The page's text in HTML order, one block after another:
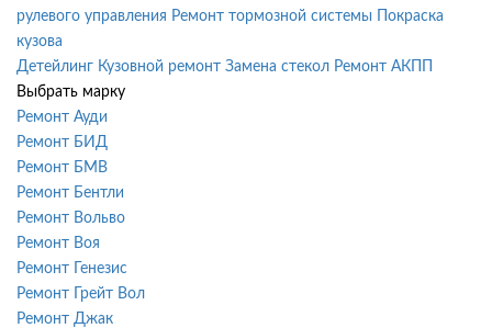
рулевого управления Ремонт тормозной системы
Покраска
кузова
Детейлинг Кузовной ремонт Замена стекол Ремонт АКПП
Выбрать марку
Ремонт Ауди
Ремонт БИД
Ремонт БМВ
Ремонт Бентли
Ремонт Вольво
Ремонт Воя
Ремонт Генезис
Ремонт Грейт Вол
Ремонт Джак